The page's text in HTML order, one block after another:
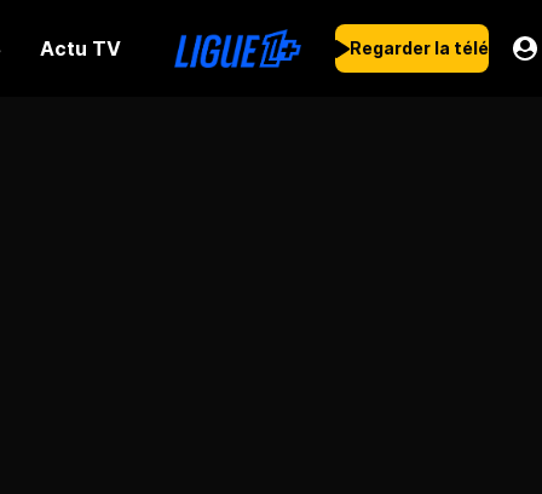
Actu TV Regarder la télé